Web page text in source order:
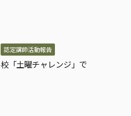
認定講師活動報告
「土曜チャレンジ」で